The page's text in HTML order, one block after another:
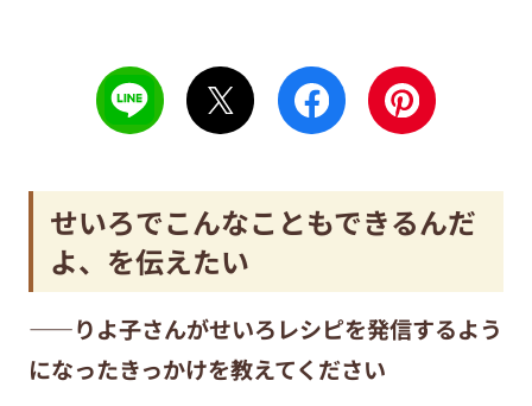
せいろでこんなこともできるんだ
よ、を伝えたい
——りよ子さんがせいろレシピを発信するよう
になったきっかけを教えてください